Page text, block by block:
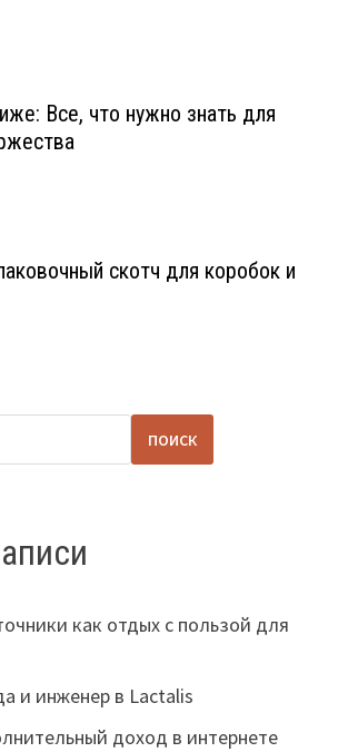
Все, что нужно знать для
скотч для коробок и
ПОИСК
как отдых с пользой для
и инженер в Lactalis
доход в интернете